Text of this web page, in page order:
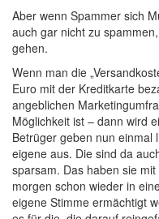
Aber wenn Spammer sich
auch gar nicht zu
gehen.
Wenn man die
Euro mit der Kreditkarte
angeblichen
Möglichkeit ist – dann wird
Betrüger geben nun einmal
eigene aus. Die sind da
sparsam. Das haben sie
morgen schon wieder in
eigene Stimme ermächtigt